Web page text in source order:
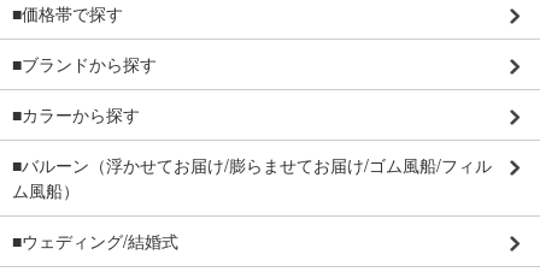
■価格帯で探す
■ブランドから探す
■カラーから探す
■バルーン（浮かせてお届け/膨らませてお届け/ゴム風船/フィル
ム風船）
■ウェディング/結婚式